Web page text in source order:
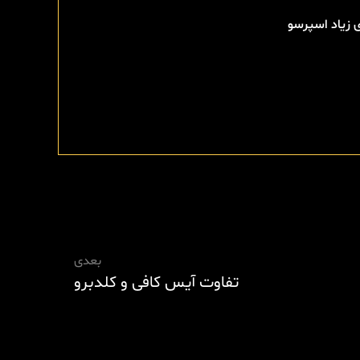
زیاد اسپرسو
بعدی
تفاوت آیس کافی و کلدبرو